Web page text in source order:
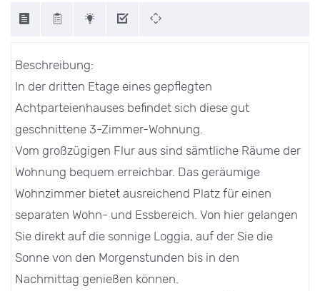
Beschreibung:
In der dritten Etage eines gepflegten
Achtparteienhauses befindet sich diese gut
geschnittene 3-Zimmer-Wohnung.
Vom großzügigen Flur aus sind sämtliche Räume der
Wohnung bequem erreichbar. Das geräumige
Wohnzimmer bietet ausreichend Platz für einen
separaten Wohn- und Essbereich. Von hier gelangen
Sie direkt auf die sonnige Loggia, auf der Sie die
Sonne von den Morgenstunden bis in den
Nachmittag genießen können.